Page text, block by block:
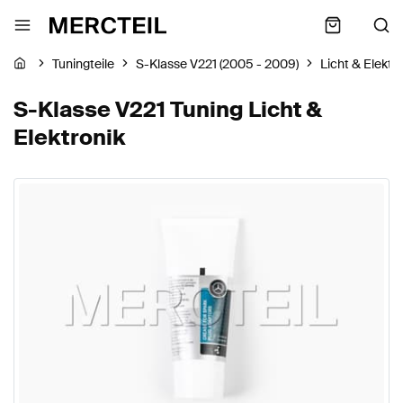
Tuningteile S-Klasse V221 (2005 - 2009) Licht &
S-Klasse V221 Tuning Licht &
Elektronik